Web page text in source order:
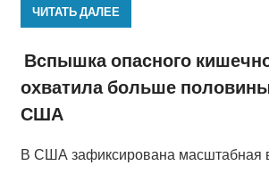
ЧИТАТЬ ДАЛЕЕ
Вспышка опасного
охватила больше
США
В США зафиксирована масштабная